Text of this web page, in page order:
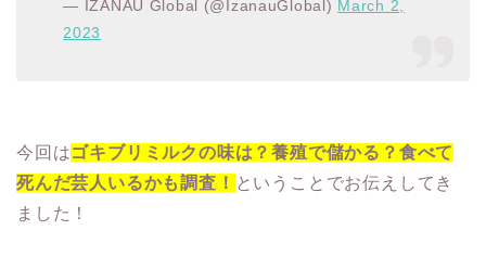
— IZANAU Global (@IzanauGlobal) March 2,
2023
今回はゴキブリミルクの味は？養殖で儲かる？食べて
死んだ芸人いるかも調査！ ということでお伝えしてき
ました！